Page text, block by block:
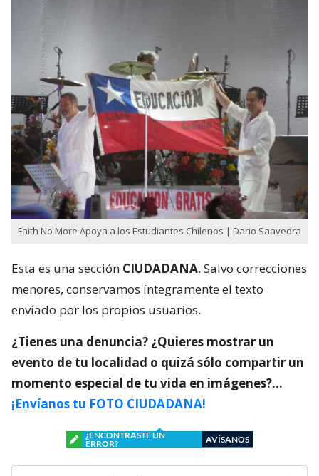
Faith No More Apoya a los Estudiantes Chilenos | Dario Saavedra
Esta es una sección CIUDADANA. Salvo correcciones
menores, conservamos íntegramente el texto
enviado por los propios usuarios.
¿Tienes una denuncia? ¿Quieres mostrar un
evento de tu localidad o quizá sólo compartir un
momento especial de tu vida en imágenes?…
¡Envíanos tu FOTO CIUDADANA!
¿ENCONTRASTE UN
ERROR?
AVÍSANOS